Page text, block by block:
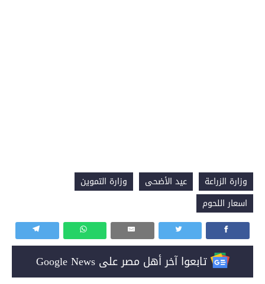
وزارة الزراعة عيد الأضحى
وزارة التموين
اسعار اللحوم
تابعوا آخر أهل مصر على Google News